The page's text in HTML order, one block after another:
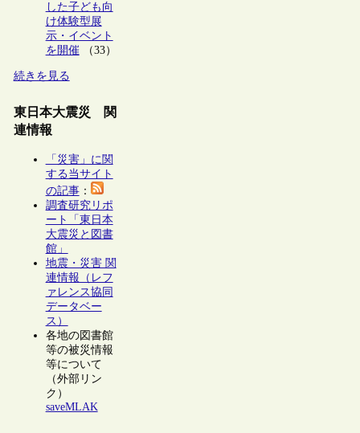
した子ども向
け体験型展
示・イベント
を開催（33）
続きを見る
東日本大震災 関
連情報
「災害」に関
する当サイト
の記事：
調査研究リポ
ート「東日本
大震災と図書
館」
地震・災害 関
連情報（レフ
ァレンス協同
データベー
ス）
各地の図書館
等の被災情報
等について
（外部リン
ク）
saveMLAK